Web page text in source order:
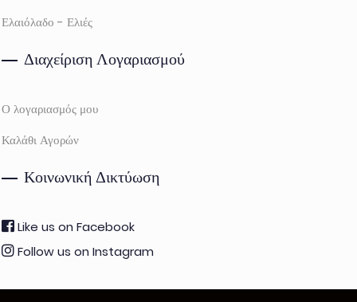
Ελαιόλαδο - Ελιές
Διαχείριση Λογαριασμού
Ο λογαριασμός μου
Καλάθι Αγορών
Κοινωνική Δικτύωση
Like us on Facebook
Follow us on Instagram